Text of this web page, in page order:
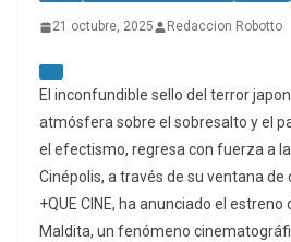
21 octubre, 2025 Redaccion Robotto
El inconfundible sello del terror
atmósfera sobre el sobresalto y el
el efectismo, regresa con fuerza a
Cinépolis, a través de su ventana
+QUE CINE, ha anunciado el estreno
Maldita, un fenómeno